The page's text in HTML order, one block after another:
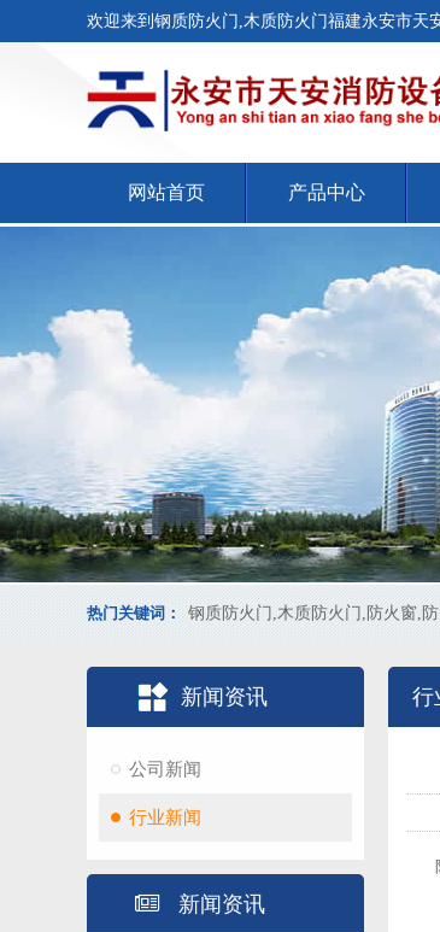
欢迎来到钢质防火门,木质防火门福建永安市天
网站首页 产品中心
热门关键词： 钢质防火门,木质防火门,防火窗,
新闻资讯
公司新闻
行业新闻
新闻资讯
行